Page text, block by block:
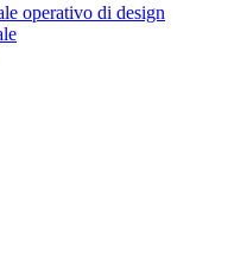
operativo di design